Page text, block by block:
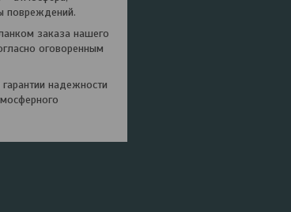
повреждений.
заказа нашего
оговоренным
надежности